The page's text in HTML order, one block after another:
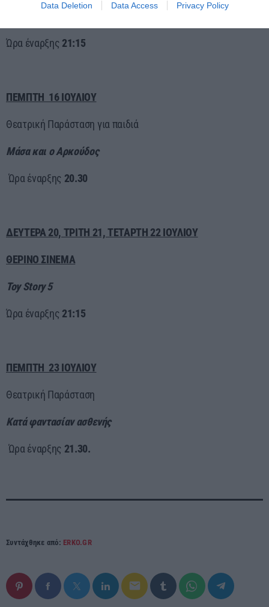
Data Deletion Data Access Privacy Policy
Ώρα έναρξης 21:15
ΠΕΜΠΤΗ 16 ΙΟΥΛΙΟΥ
Θεατρική Παράσταση για παιδιά
Μάσα και ο Αρκούδος
Ώρα έναρξης 20.30
ΔΕΥΤΕΡΑ 20, ΤΡΙΤΗ 21, ΤΕΤΑΡΤΗ 22 ΙΟΥΛΙΟΥ
ΘΕΡΙΝΟ ΣΙΝΕΜΑ
Toy Story5
Ώρα έναρξης 21:15
ΠΕΜΠΤΗ 23 ΙΟΥΛΙΟΥ
Θεατρική Παράσταση
Κατά φαντασίαν ασθενής
Ώρα έναρξης 21.30.
Συντάχθηκε από: ERKO.GR
email